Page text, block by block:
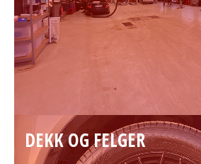
DEKK OG FELGER